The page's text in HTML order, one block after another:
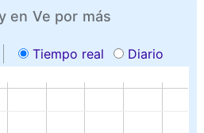
en Ve por más
Tiempo real Diario